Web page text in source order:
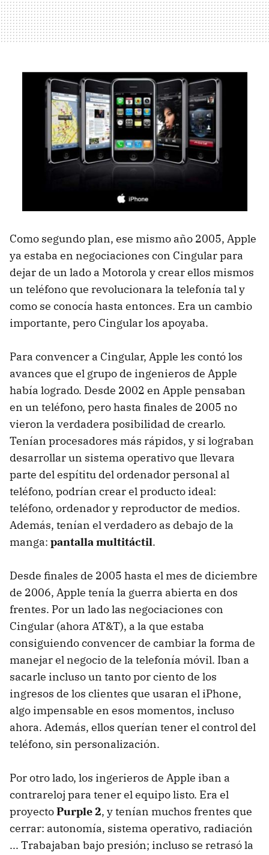
Como segundo plan, ese mismo año 2005, Apple
ya estaba en negociaciones con Cingular para
dejar de un lado a Motorola y crear ellos mismos
un teléfono que revolucionara la telefonía tal y
como se conocía hasta entonces. Era un cambio
importante, pero Cingular los apoyaba.
Para convencer a Cingular, Apple les contó los
avances que el grupo de ingenieros de Apple
había logrado. Desde 2002 en Apple pensaban
en un teléfono, pero hasta finales de 2005 no
vieron la verdadera posibilidad de crearlo.
Tenían procesadores más rápidos, y si lograban
desarrollar un sistema operativo que llevara
parte del espítitu del ordenador personal al
teléfono, podrían crear el producto ideal:
teléfono, ordenador y reproductor de medios.
Además, tenían el verdadero as debajo de la
manga: pantalla multitáctil.
Desde finales de 2005 hasta el mes de diciembre
de 2006, Apple tenía la guerra abierta en dos
frentes. Por un lado las negociaciones con
Cingular (ahora AT&T), a la que estaba
consiguiendo convencer de cambiar la forma de
manejar el negocio de la telefonía móvil. Iban a
sacarle incluso un tanto por ciento de los
ingresos de los clientes que usaran el iPhone,
algo impensable en esos momentos, incluso
ahora. Además, ellos querían tener el control del
teléfono, sin personalización.
Por otro lado, los ingerieros de Apple iban a
contrareloj para tener el equipo listo. Era el
proyectoPurple 2, y tenían muchos frentes que
cerrar: autonomía, sistema operativo, radiación
... Trabajaban bajo presión; incluso se retrasó la